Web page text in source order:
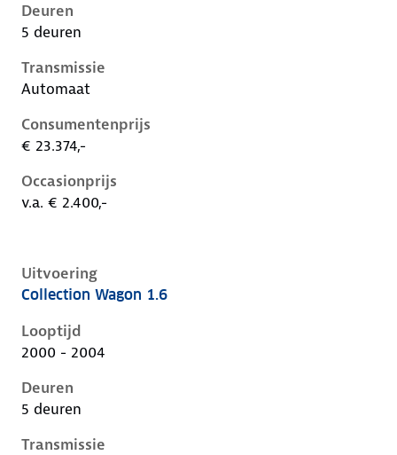
Deuren
5 deuren
Transmissie
Automaat
Consumentenprijs
€ 23.374,-
Occasionprijs
v.a. € 2.400,-
Uitvoering
Ford Focus i, wagon 1.6, 74 kW, Benzine, 5 deuren
Collection Wagon 1.6
Looptijd
2000 - 2004
Deuren
5 deuren
Transmissie